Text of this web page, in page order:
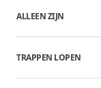
ALLEEN ZIJN
TRAPPEN LOPEN